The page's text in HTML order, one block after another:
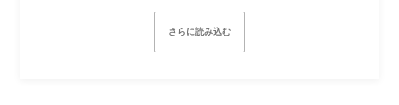
さらに読み込む